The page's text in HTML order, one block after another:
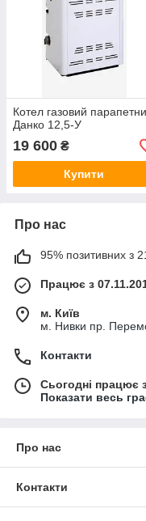
Котел газовий
Данко 12,5-У
19 600 ₴
Купити
Про нас
95% позитивних з
Працює з
м. Київ
м. Нивки пр.
Контакти
Сьогодні працює
Показати весь
Про нас
Контакти